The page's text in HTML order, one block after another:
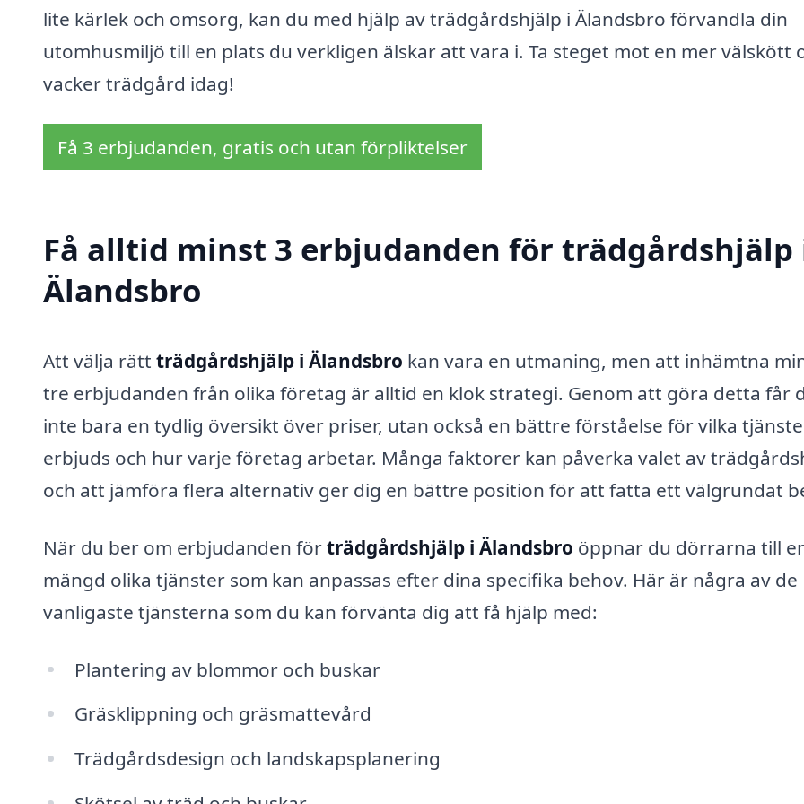
lite kärlek och omsorg, kan du med hjälp av trädgårdshjälp i Älandsbro förvandla din
utomhusmiljö till en plats du verkligen älskar att vara i. Ta steget mot en mer välskött
vacker trädgård idag!
Få 3 erbjudanden, gratis och utan förpliktelser
Få alltid minst 3 erbjudanden för trädgårdshjälp
Älandsbro
Att välja rätt trädgårdshjälp i Älandsbro kan vara en utmaning, men att inhämtna
tre erbjudanden från olika företag är alltid en klok strategi. Genom att göra detta får
inte bara en tydlig översikt över priser, utan också en bättre förståelse för vilka
erbjuds och hur varje företag arbetar. Många faktorer kan påverka valet av
och att jämföra flera alternativ ger dig en bättre position för att fatta ett välgrundat
När du ber om erbjudanden förträdgårdshjälp i Älandsbro öppnar du dörrarna till
mängd olika tjänster som kan anpassas efter dina specifika behov. Här är några av de
vanligaste tjänsterna som du kan förvänta dig att få hjälp med:
Plantering av blommor och buskar
Gräsklippning och gräsmattevård
Trädgårdsdesign och landskapsplanering